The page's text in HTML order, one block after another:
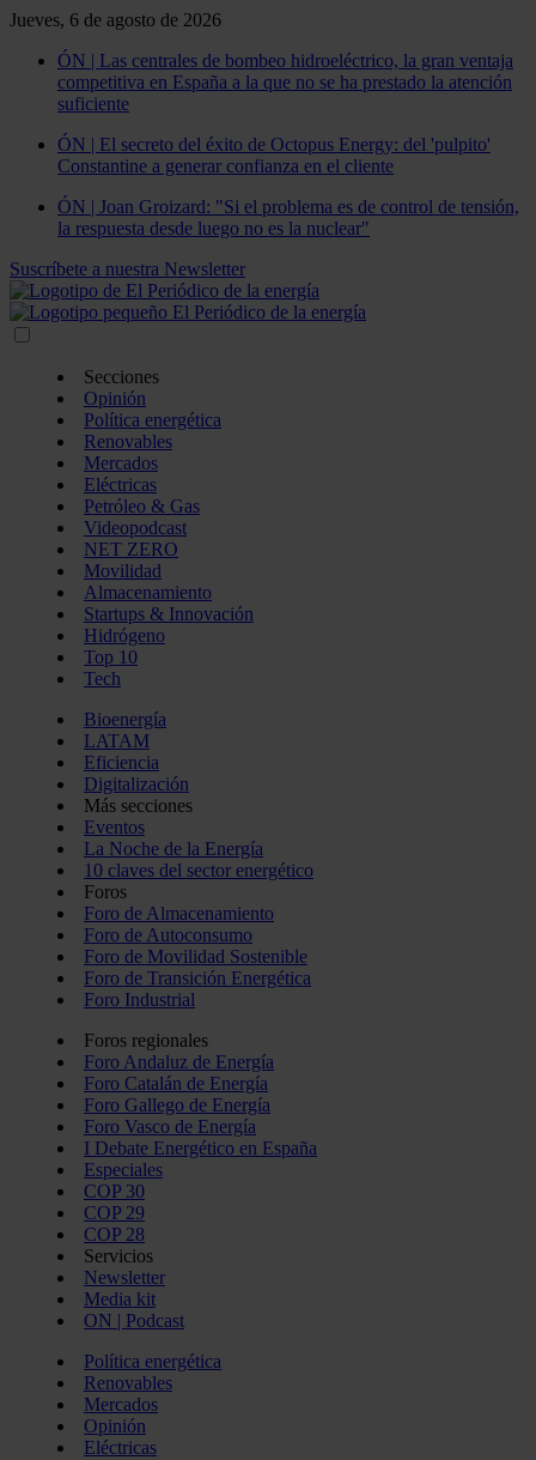
Jueves, 6 de agosto de 2026
ÓN | Las centrales de bombeo hidroeléctrico, la gran ventaja
competitiva en España a la que no se ha prestado la atención
suficiente
ÓN | El secreto del éxito de Octopus Energy: del 'pulpito'
Constantine a generar confianza en el cliente
ÓN | Joan Groizard: "Si el problema es de control de tensión,
la respuesta desde luego no es la nuclear"
Suscríbete a nuestra Newsletter
Secciones
Opinión
Política energética
Renovables
Mercados
Eléctricas
Petróleo & Gas
Videopodcast
NET ZERO
Movilidad
Almacenamiento
Startups & Innovación
Hidrógeno
Top 10
Tech
Bioenergía
LATAM
Eficiencia
Digitalización
Más secciones
Eventos
La Noche de la Energía
10 claves del sector energético
Foros
Foro de Almacenamiento
Foro de Autoconsumo
Foro de Movilidad Sostenible
Foro de Transición Energética
Foro Industrial
Foros regionales
Foro Andaluz de Energía
Foro Catalán de Energía
Foro Gallego de Energía
Foro Vasco de Energía
I Debate Energético en España
Especiales
COP 30
COP 29
COP 28
Servicios
Newsletter
Media kit
ON | Podcast
Política energética
Renovables
Mercados
Opinión
Eléctricas